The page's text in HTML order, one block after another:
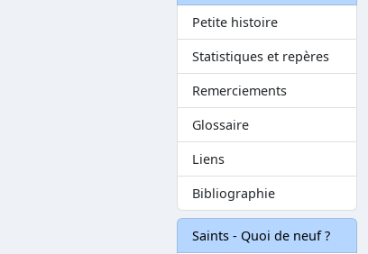
Petite histoire
Statistiques et repères
Remerciements
Glossaire
Liens
Bibliographie
Saints - Quoi de neuf ?